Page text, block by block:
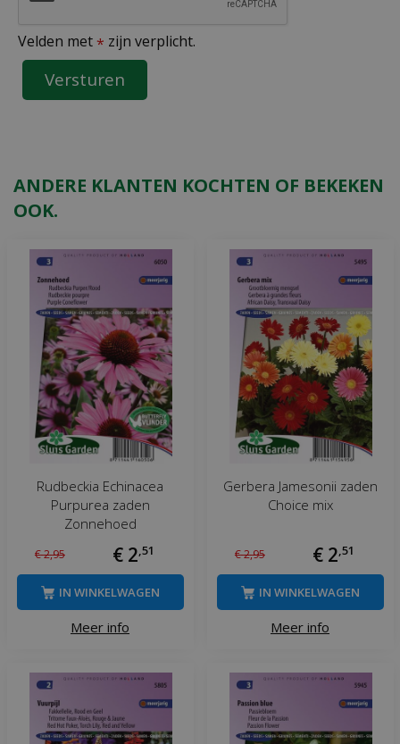
Velden met * zijn verplicht.
ANDERE KLANTEN KOCHTEN OF BEKEKEN
OOK.
Rudbeckia Echinacea
Purpurea zaden
Zonnehoed
€2,95 € 2,51
Meer info
IN WINKELWAGEN
Gerbera Jamesonii zaden
Choice mix
€2,95 € 2,51
Meer info
IN WINKELWAGEN